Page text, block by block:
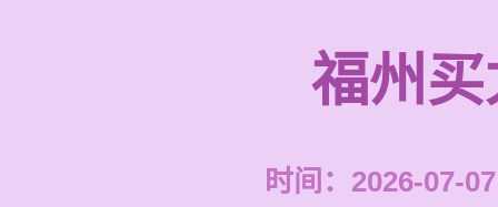
福州
时间：2026-07-